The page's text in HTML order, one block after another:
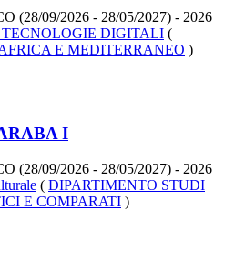
(28/09/2026 - 28/05/2027) - 2026
DIGITALI (
E MEDITERRANEO )
I
(28/09/2026 - 28/05/2027) - 2026
( DIPARTIMENTO STUDI
E COMPARATI )